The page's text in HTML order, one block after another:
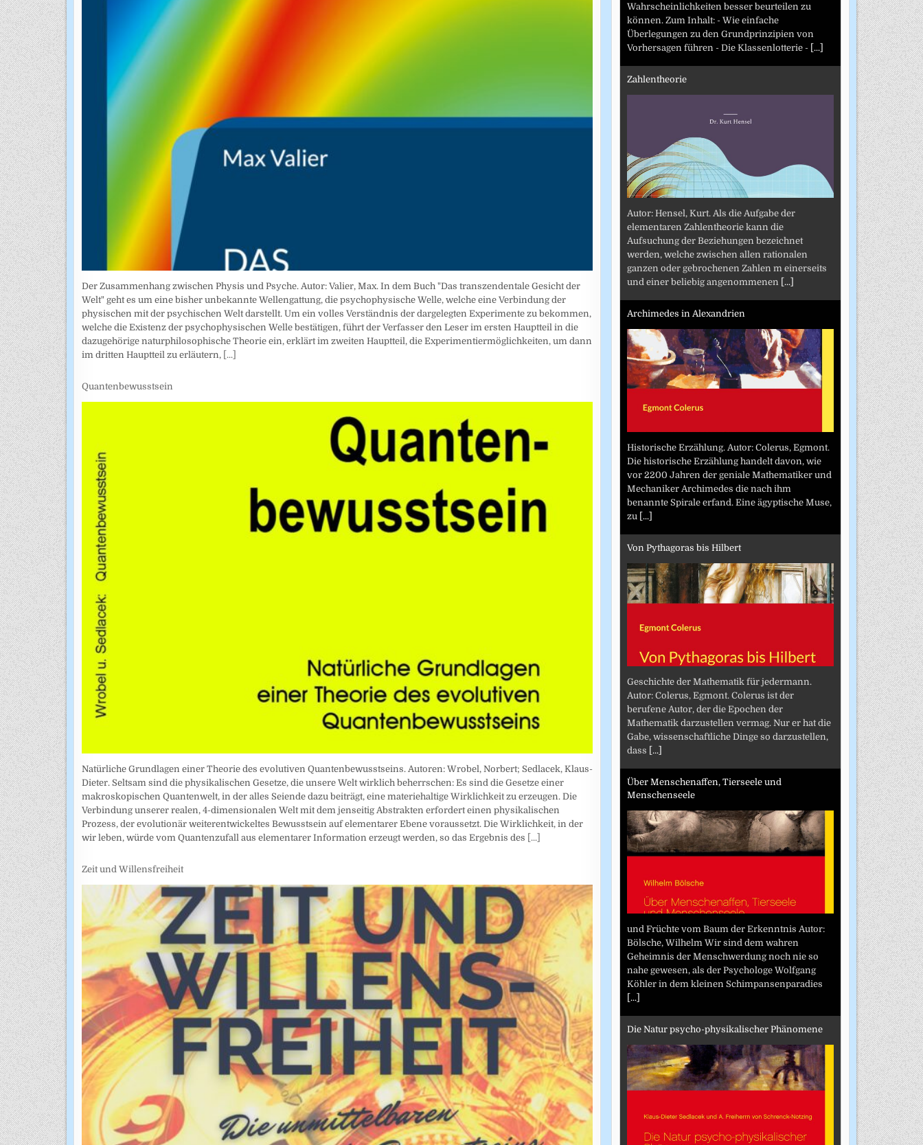
Der Zusammenhang zwischen Physis und Psyche. Autor: Valier, Max. In dem Buch "Das transzendentale Gesicht der
Welt" geht es um eine bisher unbekannte Wellengattung, die psychophysische Welle, welche eine Verbindung der
physischen mit der psychischen Welt darstellt. Um ein volles Verständnis der dargelegten Experimente zu bekommen,
welche die Existenz der psychophysischen Welle bestätigen, führt der Verfasser den Leser im ersten Hauptteil in die
dazugehörige naturphilosophische Theorie ein, erklärt im zweiten Hauptteil, die Experimentiermöglichkeiten, um dann
im dritten Hauptteil zu erläutern, [...]
Quantenbewusstsein
Natürliche Grundlagen einer Theorie des evolutiven Quantenbewusstseins. Autoren: Wrobel, Norbert; Sedlacek, Klaus-
Dieter. Seltsam sind die physikalischen Gesetze, die unsere Welt wirklich beherrschen: Es sind die Gesetze einer
makroskopischen Quantenwelt, in der alles Seiende dazu beiträgt, eine materiehaltige Wirklichkeit zu erzeugen. Die
Verbindung unserer realen, 4-dimensionalen Welt mit dem jenseitig Abstrakten erfordert einen physikalischen
Prozess, der evolutionär weiterentwickeltes Bewusstsein auf elementarer Ebene voraussetzt. Die Wirklichkeit, in der
wir leben, würde vom Quantenzufall aus elementarer Information erzeugt werden, so das Ergebnis des [...]
Zeit und Willensfreiheit
Wahrscheinlichkeiten besser beurteilen zu
können. Zum Inhalt: - Wie einfache
Überlegungen zu den Grundprinzipien von
Vorhersagen führen - Die Klassenlotterie - [...]
Zahlentheorie
Autor: Hensel, Kurt. Als die Aufgabe der
elementaren Zahlentheorie kann die
Aufsuchung der Beziehungen bezeichnet
werden, welche zwischen allen rationalen
ganzen oder gebrochenen Zahlen m einerseits
und einer beliebig angenommenen [...]
Archimedes in Alexandrien
Historische Erzählung. Autor: Colerus, Egmont.
Die historische Erzählung handelt davon, wie
vor 2200 Jahren der geniale Mathematiker und
Mechaniker Archimedes die nach ihm
benannte Spirale erfand. Eine ägyptische Muse,
zu [...]
Von Pythagoras bis Hilbert
Geschichte der Mathematik für jedermann.
Autor: Colerus, Egmont. Colerus ist der
berufene Autor, der die Epochen der
Mathematik darzustellen vermag. Nur er hat die
Gabe, wissenschaftliche Dinge so darzustellen,
dass [...]
Über Menschenaffen, Tierseele und
Menschenseele
und Früchte vom Baum der Erkenntnis Autor:
Bölsche, Wilhelm Wir sind dem wahren
Geheimnis der Menschwerdung noch nie so
nahe gewesen, als der Psychologe Wolfgang
Köhler in dem kleinen Schimpansenparadies
[...]
Die Natur psycho-physikalischer Phänomene